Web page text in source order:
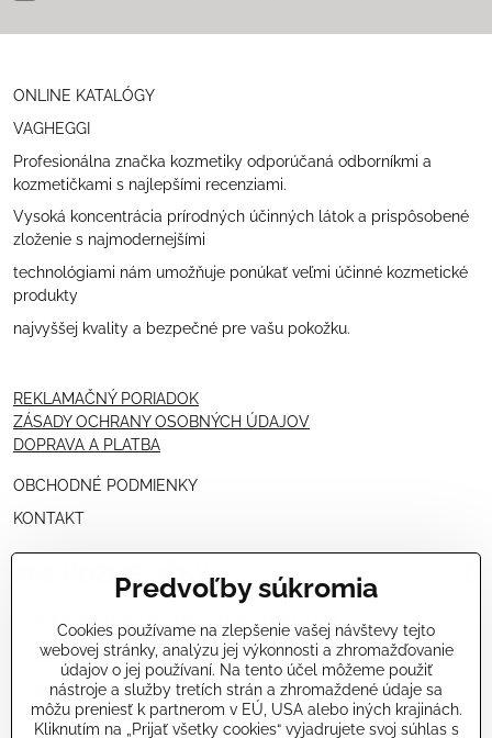
ONLINE KATALÓGY
VAGHEGGI
Profesionálna značka kozmetiky odporúčaná odborníkmi a
kozmetičkami s najlepšími recenziami.
Vysoká koncentrácia prírodných účinných látok a prispôsobené
zloženie s najmodernejšími
technológiami nám umožňuje ponúkať veľmi účinné kozmetické
produkty
najvyššej kvality a bezpečné pre vašu pokožku.
REKLAMAČNÝ PORIADOK
ZÁSADY OCHRANY OSOBNÝCH ÚDAJOV
DOPRAVA A PLATBA
OBCHODNÉ PODMIENKY
KONTAKT
PRE KOZMETIČKY
VÝHODNÁ PONUKA PRE PROFESIONÁLOV
NÁVODY OŠETRENÍ - VIDEÁ
ŠKOLENIE KOZMETIČIEK V TALIANSKU
Predvoľby súkromia
Cookies používame na zlepšenie vašej návštevy tejto
webovej stránky, analýzu jej výkonnosti a zhromažďovanie
údajov o jej používaní. Na tento účel môžeme použiť
nástroje a služby tretích strán a zhromaždené údaje sa
môžu preniesť k partnerom v EÚ, USA alebo iných krajinách.
Kliknutím na „Prijať všetky cookies“ vyjadrujete svoj súhlas s